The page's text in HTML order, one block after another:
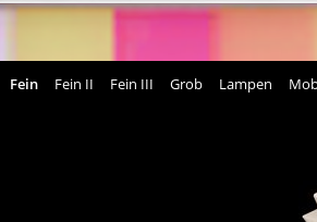
Fein Fein II Fein III Grob Lampen